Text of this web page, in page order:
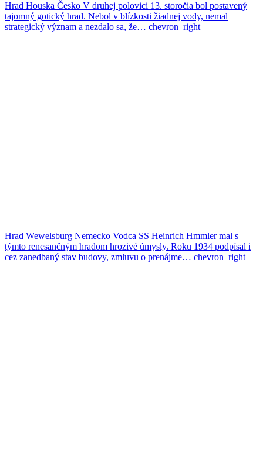
Hrad Houska Česko V druhej polovici 13. storočia bol postavený
tajomný gotický hrad. Nebol v blízkosti žiadnej vody, nemal
strategický význam a nezdalo sa, že… chevron_right
Hrad Wewelsburg Nemecko Vodca SS Heinrich Hmmler mal s
týmto renesančným hradom hrozivé úmysly. Roku 1934 podpísal i
cez zanedbaný stav budovy, zmluvu o prenájme… chevron_right